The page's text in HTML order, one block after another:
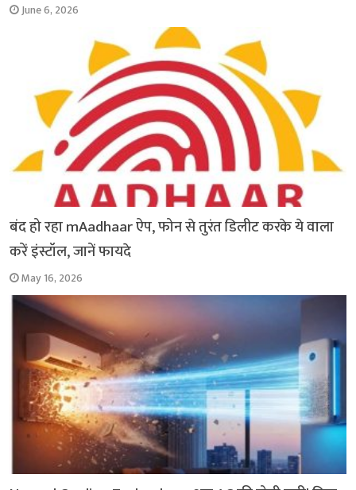
June 6, 2026
बंद हो रहा mAadhaar ऐप, फोन से तुरंत डिलीट करके ये वाला
करें इंस्टॉल, जानें फायदे
May 16, 2026